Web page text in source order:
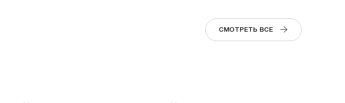
СМОТРЕТЬ ВСЕ